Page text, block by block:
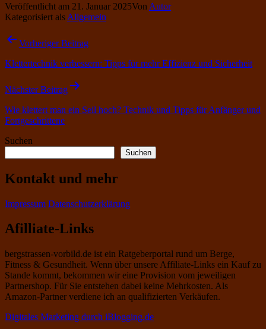
Veröffentlicht am 21. Januar 2025Von Autor
Kategorisiert als Allgemein
Beitragsnavigation
Vorheriger Beitrag
Klettertechnik verbessern: Tipps für mehr Effizienz und Sicherheit
Nächster Beitrag
Wie klettert man ein Seil hoch? Technik und Tipps für Anfänger und
Fortgeschrittene
Suchen
Suchen
Kontakt und mehr
Impressum Datenschutzerklärung
Afilliate-Links
bergstrassen-vorbild.de ist ein Ratgeberportal rund um Berge,
Fitness & Gesundheit. Wenn über unsere Affiliate-Links ein Kauf zu
Stande kommt, bekommen wir eine Provision vom jeweiligen
Partnershop. Für Sie entstehen dabei keine Mehrkosten. Als
Amazon-Partner verdiene ich an qualifizierten Verkäufen.
Digitales Marketing durch iBlogging.de